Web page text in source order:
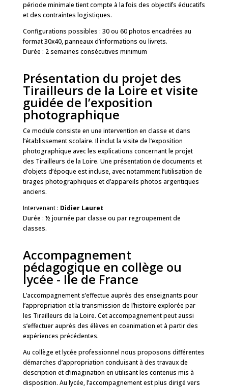
période minimale tient compte à la fois des objectifs éducatifs
et des contraintes logistiques.
Configurations possibles : 30 ou 60 photos encadrées au
format 30x40, panneaux d’informations ou livrets.
Durée : 2 semaines consécutives minimum
Présentation du projet des
Tirailleurs de la Loire et visite
guidée de l’exposition
photographique
Ce module consiste en une intervention en classe et dans
l’établissement scolaire. Il inclut la visite de l’exposition
photographique avec les explications concernant le projet
des Tirailleurs de la Loire. Une présentation de documents et
d’objets d’époque est incluse, avec notamment l’utilisation de
tirages photographiques et d’appareils photos argentiques
anciens.
Intervenant : Didier Lauret
Durée : ½ journée par classe ou par regroupement de
classes.
Accompagnement
pédagogique en collège ou
lycée - Ile de France
L’accompagnement s’effectue auprès des enseignants pour
l’appropriation et la transmission de l’histoire explorée par
les Tirailleurs de la Loire. Cet accompagnement peut aussi
s’effectuer auprès des élèves en coanimation et à partir des
expériences précédentes.
Au collège et lycée professionnel nous proposons différentes
démarches d’appropriation conduisant à des travaux de
description et d’imagination en utilisant les contenus mis à
disposition. Au lycée, l’accompagnement est plus dirigé vers